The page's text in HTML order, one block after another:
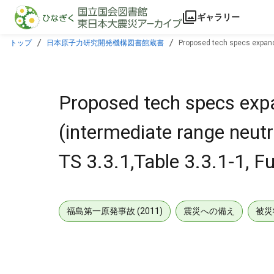
本文に飛ぶ
ギャラリー
トップ 日本原子力研究開発機構図書館蔵書 Proposed tech specs
Proposed tech specs
(intermediate range
TS 3.3.1,Table 3.3.1-1,
福島第一原発事故 (2011) 震災への備え 被災